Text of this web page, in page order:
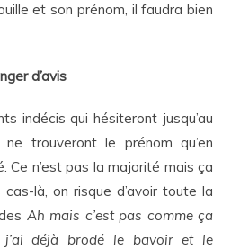
et son prénom, il faudra bien
d’avis
indécis qui hésiteront jusqu’au
trouveront le prénom qu’en
Ce n’est pas la majorité mais ça
là, on risque d’avoir toute la
Ah mais c’est pas comme ça
j’ai déjà brodé le bavoir et le